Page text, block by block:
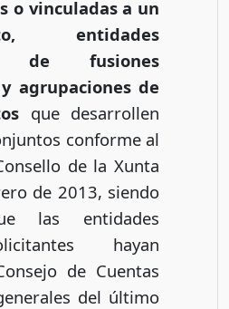
o vinculadas a un
entidades
de fusiones
agrupaciones de
que desarrollen
conforme al
de la Xunta
de 2013, siendo
las entidades
hayan
de Cuentas
del último